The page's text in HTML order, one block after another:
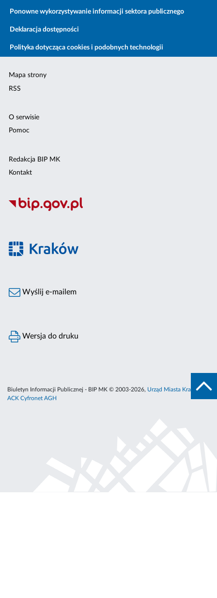
Ponowne wykorzystywanie informacji sektora publicznego
Deklaracja dostępności
Polityka dotycząca cookies i podobnych technologii
Mapa strony
RSS
O serwisie
Pomoc
Redakcja BIP MK
Kontakt
Wyślij e-mailem
Wersja do druku
Biuletyn Informacji Publicznej - BIP MK © 2003-2026, Urząd Miasta Krakowa
ACK Cyfronet AGH